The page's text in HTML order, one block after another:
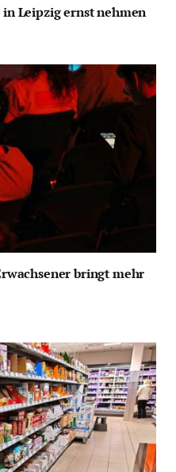
Leipzig ernst nehmen
bringt mehr